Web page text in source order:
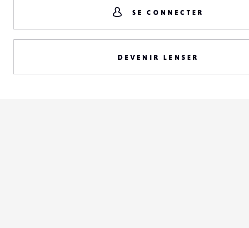
SE CONNECTER
DEVENIR LENSER